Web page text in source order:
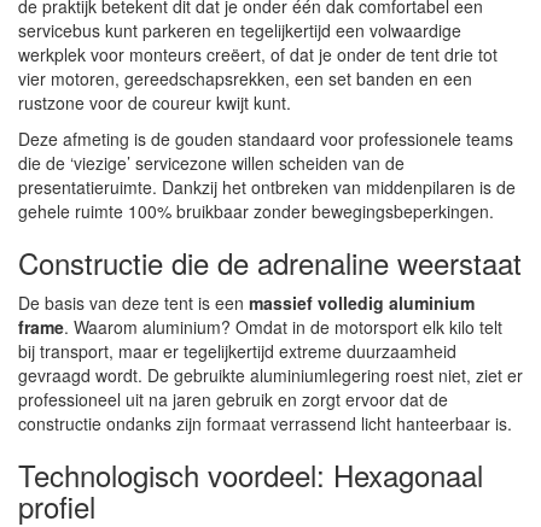
de praktijk betekent dit dat je onder één dak comfortabel een
servicebus kunt parkeren en tegelijkertijd een volwaardige
werkplek voor monteurs creëert, of dat je onder de tent drie tot
vier motoren, gereedschapsrekken, een set banden en een
rustzone voor de coureur kwijt kunt.
Deze afmeting is de gouden standaard voor professionele teams
die de ‘viezige’ servicezone willen scheiden van de
presentatieruimte. Dankzij het ontbreken van middenpilaren is de
gehele ruimte 100% bruikbaar zonder bewegingsbeperkingen.
Constructie die de adrenaline weerstaat
De basis van deze tent is een massief volledig aluminium
frame. Waarom aluminium? Omdat in de motorsport elk kilo telt
bij transport, maar er tegelijkertijd extreme duurzaamheid
gevraagd wordt. De gebruikte aluminiumlegering roest niet, ziet er
professioneel uit na jaren gebruik en zorgt ervoor dat de
constructie ondanks zijn formaat verrassend licht hanteerbaar is.
Technologisch voordeel: Hexagonaal
profiel